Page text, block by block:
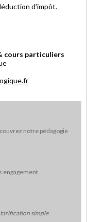
d'impôt.
cours particuliers
notre pédagogie
engagement
simple